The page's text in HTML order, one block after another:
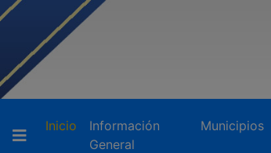
Inicio (current)
Información
General
Municipios
Buscador